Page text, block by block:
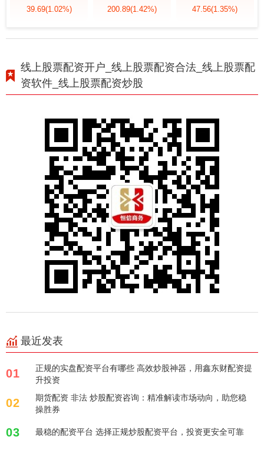
39.69(1.02%) 200.89(1.42%) 47.56(1.35%)
线上股票配资开户_线上股票配资合法_线上股票配
资软件_线上股票配资炒股
最近发表
01
正规的实盘配资平台有哪些 高效炒股神器，用鑫东财配资提
升投资
02
期货配资 非法 炒股配资咨询：精准解读市场动向，助您稳
操胜券
03 最稳的配资平台 选择正规炒股配资平台，投资更安全可靠